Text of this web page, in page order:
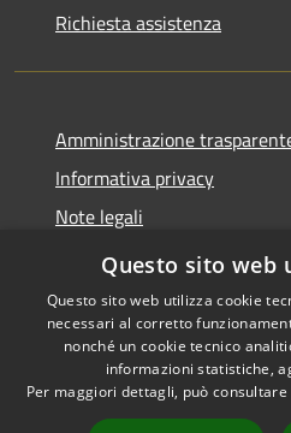
Richiesta assistenza
Amministrazione
Informativa privacy
Note legali
Dichiarazione di accessibilità
Accessibilità
Questo sito web
Questo sito web utilizza cookie
necessari al corretto
nonché un cookie tecnico
informazioni statistiche,
Per maggiori dettagli, può